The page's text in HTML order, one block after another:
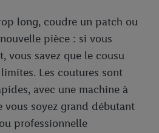
long, coudre un patch ou
pièce : si vous
vous savez que le cousu
Les coutures sont
avec une machine à
vous soyez grand débutant
professionnelle